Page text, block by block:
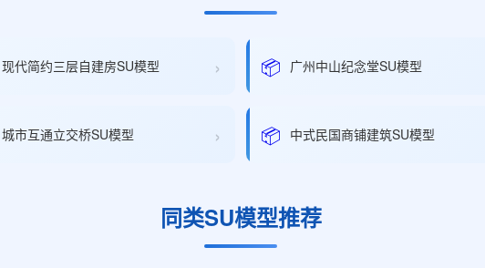
现代简约三层自建房SU模型 › 📦 广州中山纪念堂SU模型
城市互通立交桥SU模型 › 📦 中式民国商铺建筑SU模型
同类SU模型推荐